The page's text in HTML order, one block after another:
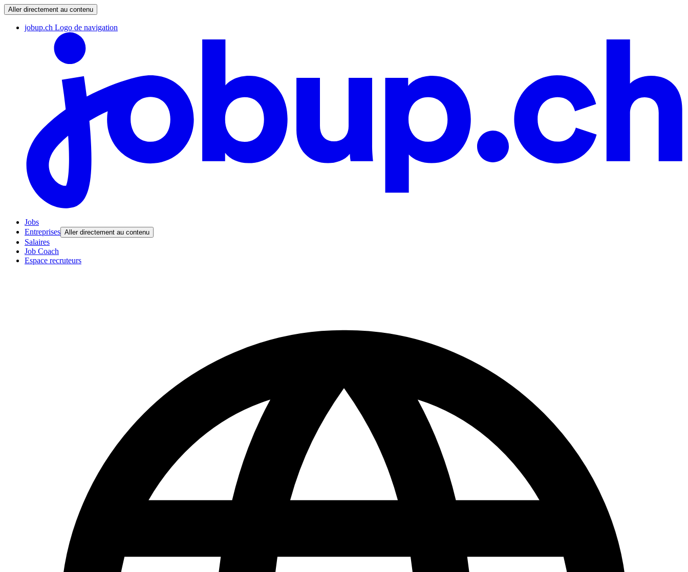
Aller directement au contenu
jobup.ch Logo de navigation
Jobs
Entreprises Aller directement au contenu
Salaires
Job Coach
Espace recruteurs